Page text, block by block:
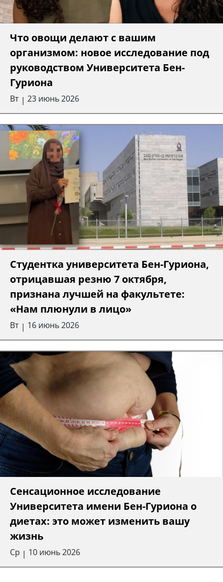
Что овощи делают с вашим
организмом: новое исследование под
руководством Университета Бен-
Гуриона
Вт | 23 июнь 2026
Студентка университета Бен-Гуриона,
отрицавшая резню 7 октября,
признана лучшей на факультете:
«Нам плюнули в лицо»
Вт | 16 июнь 2026
Сенсационное исследование
Университета имени Бен-Гуриона о
диетах: это может изменить вашу
жизнь
Ср | 10 июнь 2026